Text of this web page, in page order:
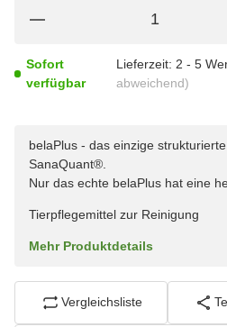
Sofort
verfügbar
Lieferzeit: 2 - 5
abweichend)
belaPlus - das einzige
SanaQuant®.
Nur das echte belaPlus hat eine
Tierpflegemittel zur Reinigung
Mehr Produktdetails
Vergleichsliste